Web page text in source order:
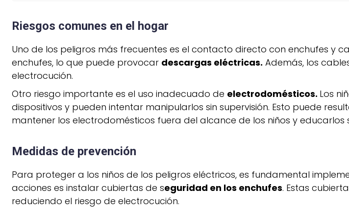
Riesgos comunes en el hogar
Uno de los peligros más frecuentes es el contacto directo con enchufes y
enchufes, lo que puede provocar descargas eléctricas. Además, los
electrocución.
Otro riesgo importante es el uso inadecuado de electrodomésticos. Los
dispositivos y pueden intentar manipularlos sin supervisión. Esto puede
mantener los electrodomésticos fuera del alcance de los niños y educarlos
Medidas de prevención
Para proteger a los niños de los peligros eléctricos, es fundamental
acciones es instalar cubiertas de seguridad en los enchufes. Estas
reduciendo el riesgo de electrocución.